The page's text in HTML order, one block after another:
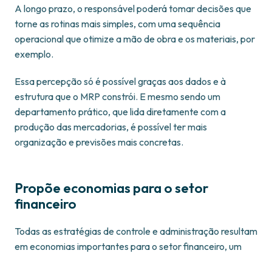
A longo prazo, o responsável poderá tomar decisões que
torne as rotinas mais simples, com uma sequência
operacional que otimize a mão de obra e os materiais, por
exemplo.
Essa percepção só é possível graças aos dados e à
estrutura que o MRP constrói. E mesmo sendo um
departamento prático, que lida diretamente com a
produção das mercadorias, é possível ter mais
organização e previsões mais concretas.
Propõe economias para o setor
financeiro
Todas as estratégias de controle e administração resultam
em economias importantes para o setor financeiro, um